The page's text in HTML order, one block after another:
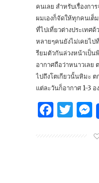
คนเลย สำหรับเรื่องกา
ผมเองก็จัดให้ทุกคนเต็
ที่ไปเที่ยวต่างประเทศ
หลายๆคนยังไม่เคยไป
รียมตัวกันล่วงหน้าเป็น
อากาศถือว่าหนาวเลย
ไปถึงโตเกียวนั้นหิมะ
แต่ละวันก็อากาศ 1-3